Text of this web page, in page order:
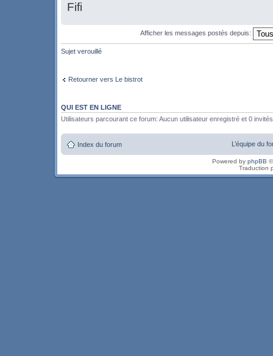
Fifi
Afficher les messages postés depuis:
Sujet verouillé
Retourner vers Le bistrot
QUI EST EN LIGNE
Utilisateurs parcourant ce forum: Aucun utilisateur enregistré et 0 invités
Index du forum L’équipe du
Powered by phpBB
Traduction